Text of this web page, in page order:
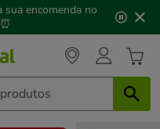
sua encomenda no
⏰